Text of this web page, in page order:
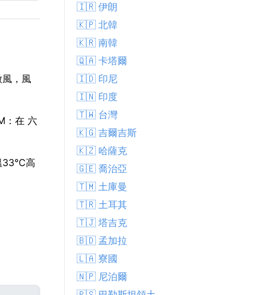
，風
：在 六
高
🇮🇷 伊朗
🇰🇵 北韓
🇰🇷 南韓
🇶🇦 卡塔爾
🇮🇩 印尼
🇮🇳 印度
🇹🇼 台灣
🇰🇬 吉爾吉斯
🇰🇿 哈薩克
🇬🇪 喬治亞
🇹🇲 土庫曼
🇹🇷 土耳其
🇹🇯 塔吉克
🇧🇩 孟加拉
🇱🇦 寮國
🇳🇵 尼泊爾